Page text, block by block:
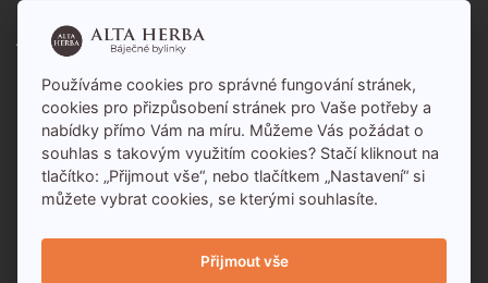
Dárkové poukazy
Akční nabídka
Můj účet
Historie objednávek
Používáme cookies pro správné fungování stránek,
cookies pro přizpůsobení stránek pro Vaše potřeby a
nabídky přímo Vám na míru. Můžeme Vás požádat o
souhlas s takovým využitím cookies? Stačí kliknout na
tlačítko: „Přijmout vše“, nebo tlačítkem „Nastavení“ si
můžete vybrat cookies, se kterými souhlasíte.
Přijmout vše